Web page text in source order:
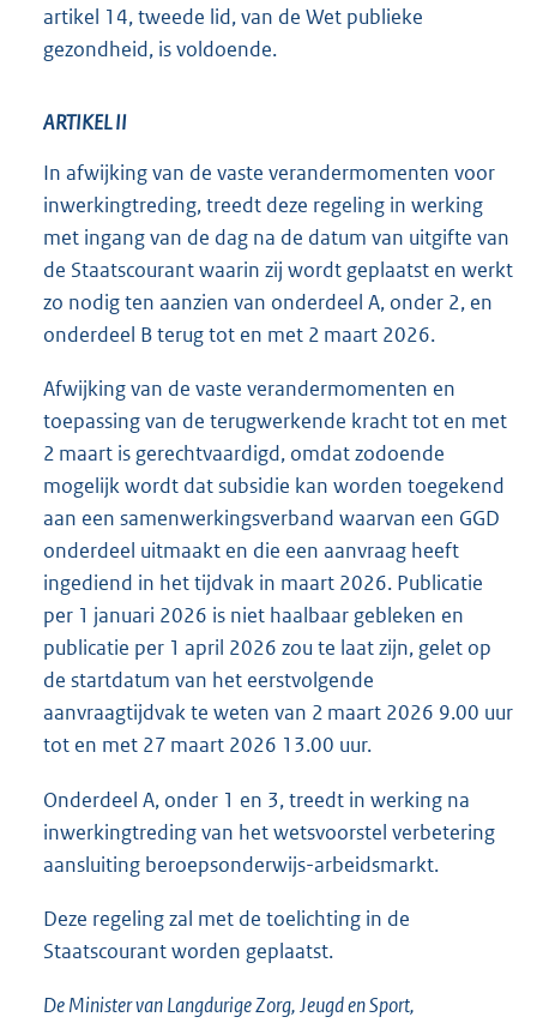
artikel 14, tweede lid, van de Wet publieke
gezondheid, is voldoende.
ARTIKEL II
In afwijking van de vaste verandermomenten voor
inwerkingtreding, treedt deze regeling in werking
met ingang van de dag na de datum van uitgifte van
de Staatscourant waarin zij wordt geplaatst en werkt
zo nodig ten aanzien van onderdeel A, onder 2, en
onderdeel B terug tot en met 2 maart 2026.
Afwijking van de vaste verandermomenten en
toepassing van de terugwerkende kracht tot en met
2 maart is gerechtvaardigd, omdat zodoende
mogelijk wordt dat subsidie kan worden toegekend
aan een samenwerkingsverband waarvan een GGD
onderdeel uitmaakt en die een aanvraag heeft
ingediend in het tijdvak in maart 2026. Publicatie
per 1 januari 2026 is niet haalbaar gebleken en
publicatie per 1 april 2026 zou te laat zijn, gelet op
de startdatum van het eerstvolgende
aanvraagtijdvak te weten van 2 maart 2026 9.00 uur
tot en met 27 maart 2026 13.00 uur.
Onderdeel A, onder 1 en 3, treedt in werking na
inwerkingtreding van het wetsvoorstel verbetering
aansluiting beroepsonderwijs-arbeidsmarkt.
Deze regeling zal met de toelichting in de
Staatscourant worden geplaatst.
De Minister van Langdurige Zorg, Jeugd en Sport,